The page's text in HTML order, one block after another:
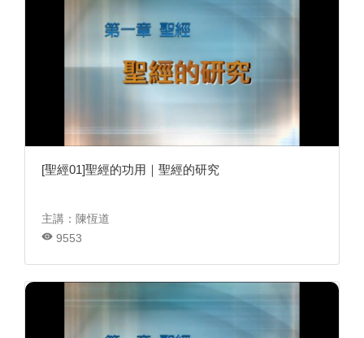
[聖經01]聖經的功用｜聖經的研究
主講：陳恆道
9553